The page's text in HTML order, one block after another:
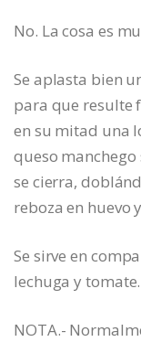
No. La cosa es
Se aplasta bien
para que resulte
en su mitad una
queso
se cierra,
reboza en huevo
Se sirve en
lechuga y tomate.
NOTA.-